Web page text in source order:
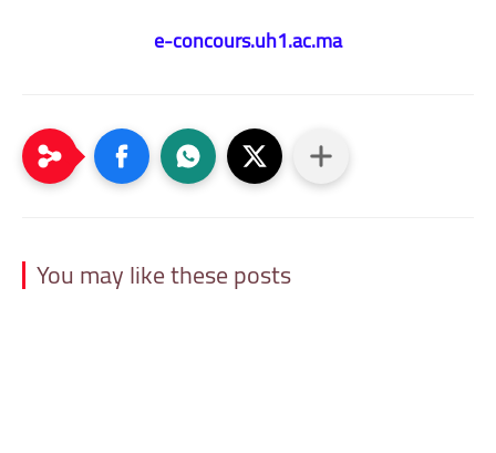
e-concours.uh1.ac.ma
You may like these posts